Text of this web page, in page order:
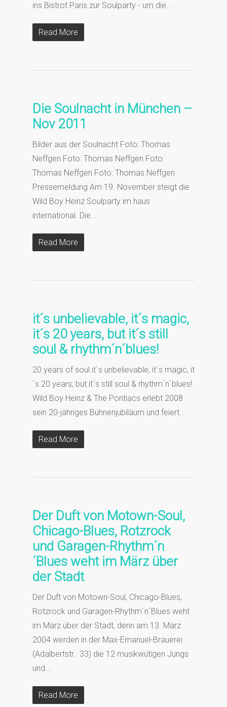
ins Bistrot Paris zur Soulparty - um die...
Read More
Die Soulnacht in München –
Nov 2011
Bilder aus der Soulnacht Foto: Thomas
Neffgen Foto: Thomas Neffgen Foto:
Thomas Neffgen Foto: Thomas Neffgen
Pressemeldung Am 19. November steigt die
Wild Boy Heinz Soulparty im haus
international. Die...
Read More
it´s unbelievable, it´s magic,
it´s 20 years, but it´s still
soul & rhythm´n´blues!
20 years of soul it´s unbelievable, it´s magic, it
´s 20 years, but it´s still soul & rhythm´n´blues!
Wild Boy Heinz & The Pontiacs erlebt 2008
sein 20-jähriges Bühnenjubiläum und feiert...
Read More
Der Duft von Motown-Soul,
Chicago-Blues, Rotzrock
und Garagen-Rhythm´n
´Blues weht im März über
der Stadt
Der Duft von Motown-Soul, Chicago-Blues,
Rotzrock und Garagen-Rhythm´n´Blues weht
im März über der Stadt, denn am 13. März
2004 werden in der Max-Emanuel-Brauerei
(Adalbertstr. 33) die 12 musikwütigen Jungs
und...
Read More